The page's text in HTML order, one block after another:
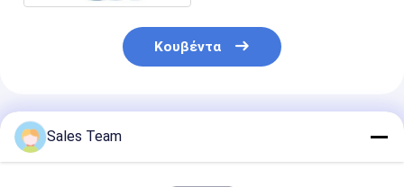
Κουβέντα
Συνιστώμενα Προϊόντα
Sales Team